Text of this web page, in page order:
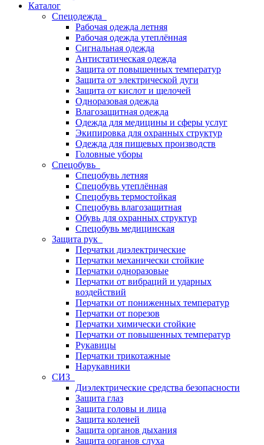
Каталог
Спецодежда
Рабочая одежда летняя
Рабочая одежда утеплённая
Сигнальная одежда
Антистатическая одежда
Защита от повышенных температур
Защита от электрической дуги
Защита от кислот и щелочей
Одноразовая одежда
Влагозащитная одежда
Одежда для медицины и сферы услуг
Экипировка для охранных структур
Одежда для пищевых производств
Головные уборы
Спецобувь
Спецобувь летняя
Спецобувь утеплённая
Спецобувь термостойкая
Спецобувь влагозащитная
Обувь для охранных структур
Спецобувь медицинская
Защита рук
Перчатки диэлектрические
Перчатки механически стойкие
Перчатки одноразовые
Перчатки от вибраций и ударных
воздействий
Перчатки от пониженных температур
Перчатки от порезов
Перчатки химически стойкие
Перчатки от повышенных температур
Рукавицы
Перчатки трикотажные
Нарукавники
СИЗ
Диэлектрические средства безопасности
Защита глаз
Защита головы и лица
Защита коленей
Защита органов дыхания
Защита органов слуха